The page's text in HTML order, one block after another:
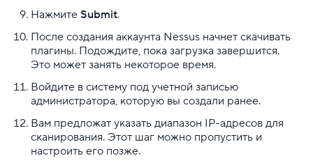
Нажмите Submit.
После создания аккаунта Nessus начнет скачивать
плагины. Подождите, пока загрузка завершится.
Это может занять некоторое время.
Войдите в систему под учетной записью
администратора, которую вы создали ранее.
Вам предложат указать диапазон IP-адресов для
сканирования. Этот шаг можно пропустить и
настроить его позже.